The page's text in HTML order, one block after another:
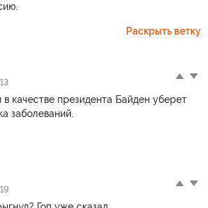
Раскрыть ветку
качестве президента Байден уберет
заболеваний.